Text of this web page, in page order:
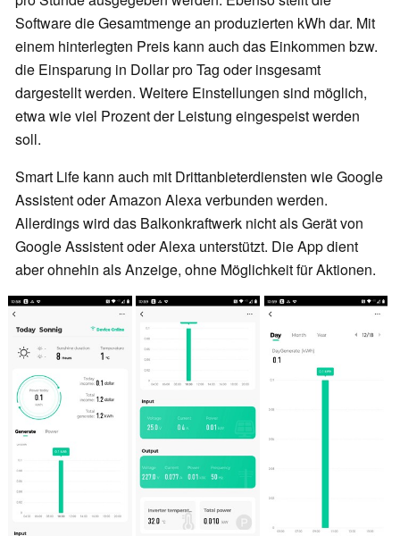
Software die Gesamtmenge an produzierten kWh dar. Mit
einem hinterlegten Preis kann auch das Einkommen bzw.
die Einsparung in Dollar pro Tag oder insgesamt
dargestellt werden. Weitere Einstellungen sind möglich,
etwa wie viel Prozent der Leistung eingespeist werden
soll.
Smart Life kann auch mit Drittanbieterdiensten wie Google
Assistent oder Amazon Alexa verbunden werden.
Allerdings wird das Balkonkraftwerk nicht als Gerät von
Google Assistent oder Alexa unterstützt. Die App dient
aber ohnehin als Anzeige, ohne Möglichkeit für Aktionen.